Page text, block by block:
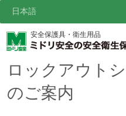
安全保護具・衛生用品
日本語
ロックアウト
のご案内